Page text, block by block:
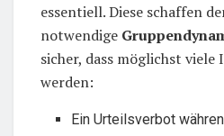
essentiell. Diese schaffen
notwendige
sicher, dass möglichst viele
werden:
Ein Urteilsverbot